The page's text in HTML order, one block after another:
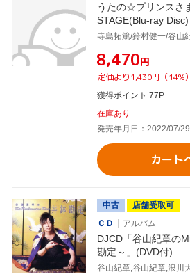
うたの☆プリンスさ
STAGE(Blu-ray Disc)
寺島拓篤/鈴村健一/谷山
¥8,470円
定価より1,430円（14%
獲得ポイント 77P
在庫あり
発売年月日：2022/07/29
カート
中古
店舗受取可
ＣＤ
アルバム
DJCD「谷山紀章の
勘定～」(DVD付)
谷山紀章,谷山紀章,浪川